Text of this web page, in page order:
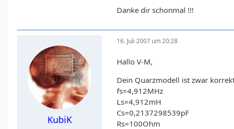
Danke dir schonmal !!!
KubiK
16. Juli 2007 um 20:28
Hallo V-M,
Dein Quarzmodell ist zwar
fs=4,912MHz
Ls=4,912mH
Cs=0,2137298539pF
Rs=100Ohm